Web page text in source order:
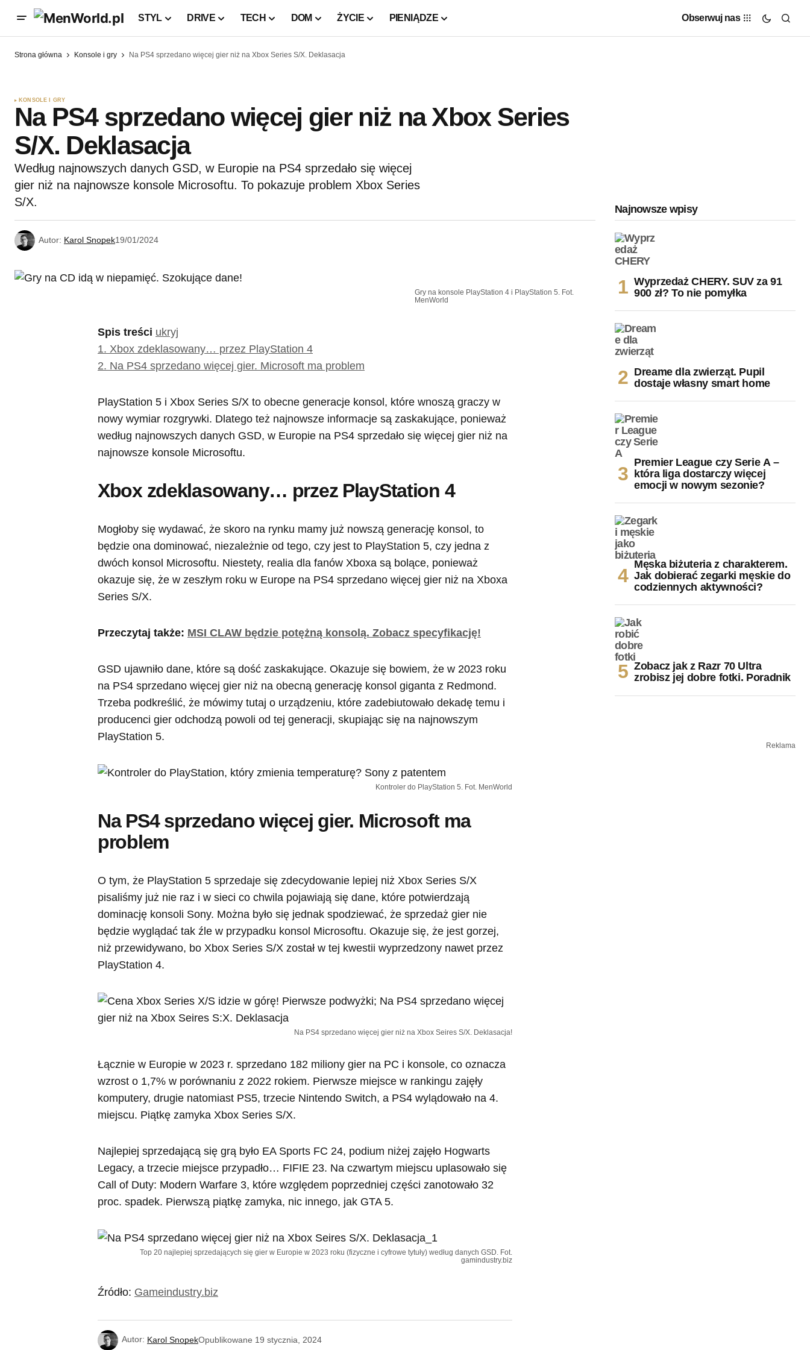
STYL DRIVE TECH DOM ŻYCIE PIENIĄDZE Obserwuj nas
Strona główna Konsole i gry Na PS4 sprzedano więcej gier niż na Xbox Series S/X. Deklasacja
KONSOLE I GRY
Na PS4 sprzedano więcej gier niż na Xbox Series
S/X. Deklasacja
Według najnowszych danych GSD, w Europie na PS4 sprzedało się więcej
gier niż na najnowsze konsole Microsoftu. To pokazuje problem Xbox Series
S/X.
Autor: Karol Snopek19/01/2024
Gry na konsole PlayStation 4 i PlayStation 5. Fot.
MenWorld
Spis treści ukryj
1. Xbox zdeklasowany… przez PlayStation 4
2. Na PS4 sprzedano więcej gier. Microsoft ma problem
PlayStation 5 i Xbox Series S/X to obecne generacje konsol, które wnoszą graczy w
nowy wymiar rozgrywki. Dlatego też najnowsze informacje są zaskakujące, ponieważ
według najnowszych danych GSD, w Europie na PS4 sprzedało się więcej gier niż na
najnowsze konsole Microsoftu.
Xbox zdeklasowany… przez PlayStation 4
Mogłoby się wydawać, że skoro na rynku mamy już nowszą generację konsol, to
będzie ona dominować, niezależnie od tego, czy jest to PlayStation 5, czy jedna z
dwóch konsol Microsoftu. Niestety, realia dla fanów Xboxa są bolące, ponieważ
okazuje się, że w zeszłym roku w Europe na PS4 sprzedano więcej gier niż na Xboxa
Series S/X.
Przeczytaj także: MSI CLAW będzie potężną konsolą. Zobacz specyfikację!
GSD ujawniło dane, które są dość zaskakujące. Okazuje się bowiem, że w 2023 roku
na PS4 sprzedano więcej gier niż na obecną generację konsol giganta z Redmond.
Trzeba podkreślić, że mówimy tutaj o urządzeniu, które zadebiutowało dekadę temu i
producenci gier odchodzą powoli od tej generacji, skupiając się na najnowszym
PlayStation 5.
Kontroler do PlayStation 5. Fot. MenWorld
Na PS4 sprzedano więcej gier. Microsoft ma
problem
O tym, że PlayStation 5 sprzedaje się zdecydowanie lepiej niż Xbox Series S/X
pisaliśmy już nie raz i w sieci co chwila pojawiają się dane, które potwierdzają
dominację konsoli Sony. Można było się jednak spodziewać, że sprzedaż gier nie
będzie wyglądać tak źle w przypadku konsol Microsoftu. Okazuje się, że jest gorzej,
niż przewidywano, bo Xbox Series S/X został w tej kwestii wyprzedzony nawet przez
PlayStation 4.
Na PS4 sprzedano więcej gier niż na Xbox Seires S/X. Deklasacja!
Łącznie w Europie w 2023 r. sprzedano 182 miliony gier na PC i konsole, co oznacza
wzrost o 1,7% w porównaniu z 2022 rokiem. Pierwsze miejsce w rankingu zajęły
komputery, drugie natomiast PS5, trzecie Nintendo Switch, a PS4 wylądowało na 4.
miejscu. Piątkę zamyka Xbox Series S/X.
Najlepiej sprzedającą się grą było EA Sports FC 24, podium niżej zajęło Hogwarts
Legacy, a trzecie miejsce przypadło… FIFIE 23. Na czwartym miejscu uplasowało się
Call of Duty: Modern Warfare 3, które względem poprzedniej części zanotowało 32
proc. spadek. Pierwszą piątkę zamyka, nic innego, jak GTA 5.
Top 20 najlepiej sprzedających się gier w Europie w 2023 roku (fizyczne i cyfrowe tytuły) według danych GSD. Fot.
gamindustry.biz
Źródło: Gameindustry.biz
Autor: Karol SnopekOpublikowane 19 stycznia, 2024
Najnowsze wpisy
Wyprzedaż CHERY. SUV za 91
900 zł? To nie pomyłka
Dreame dla zwierząt. Pupil
dostaje własny smart home
Premier League czy Serie A –
która liga dostarczy więcej
emocji w nowym sezonie?
Męska biżuteria z charakterem.
Jak dobierać zegarki męskie do
codziennych aktywności?
Zobacz jak z Razr 70 Ultra
zrobisz jej dobre fotki. Poradnik
Reklama